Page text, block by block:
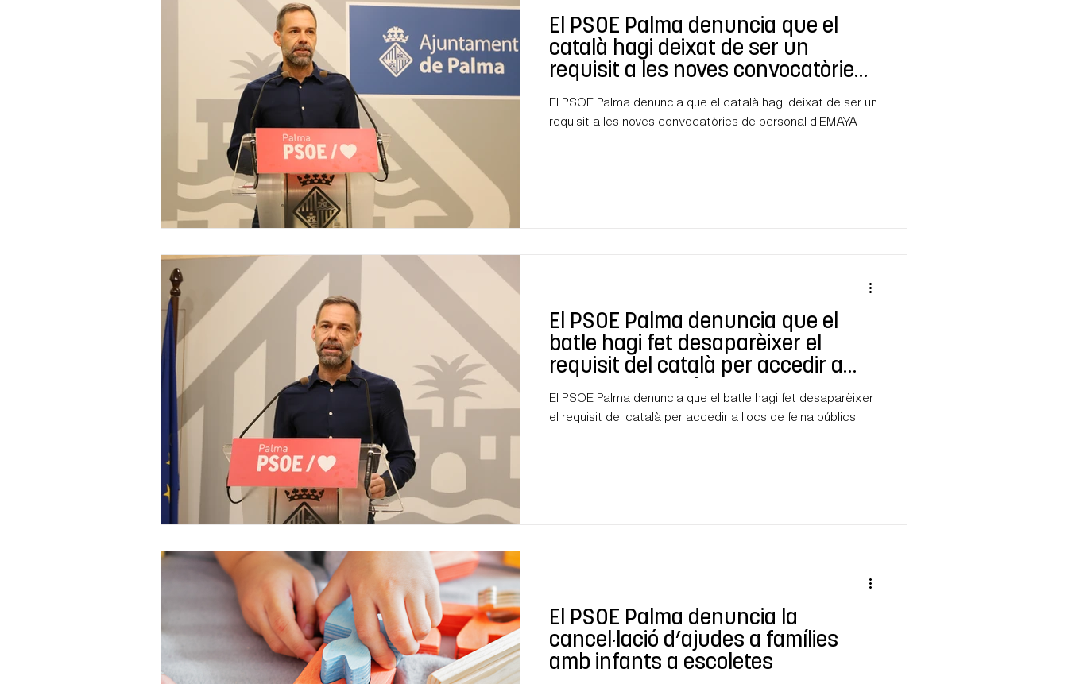
El PSOE Palma denuncia que el
català hagi deixat de ser un
requisit a les noves convocatòries
de personal d’EMAYA
El PSOE Palma denuncia que el català hagi deixat de ser un
requisit a les noves convocatòries de personal d’EMAYA
El PSOE Palma denuncia que el
batle hagi fet desaparèixer el
requisit del català per accedir a
llocs de feina públics
El PSOE Palma denuncia que el batle hagi fet desaparèixer
el requisit del català per accedir a llocs de feina públics.
El PSOE Palma denuncia la
cancel·lació d’ajudes a famílies
amb infants a escoletes